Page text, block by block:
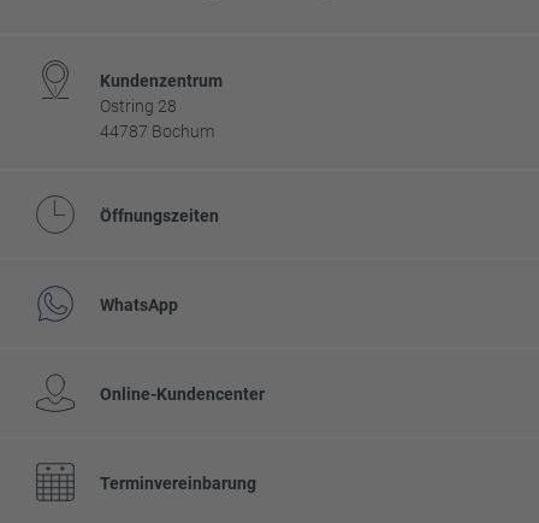
Kundenzentrum
Ostring 28
44787 Bochum
Öffnungszeiten
WhatsApp
Online-Kundencenter
Terminvereinbarung